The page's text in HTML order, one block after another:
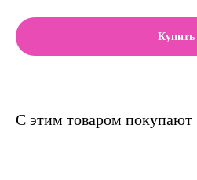
Купить
С этим товаром покупают